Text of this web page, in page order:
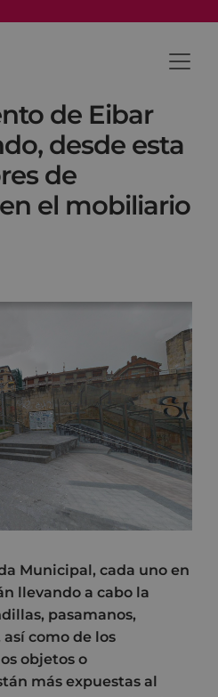
de Eibar
desde esta
de
el mobiliario
Municipal, cada uno en
llevando a cabo la
pasamanos,
así como de los
objetos o
más expuestas al